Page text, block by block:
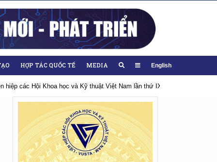
HỢP TÁC QUỐC TẾ MEDIA English
lần thứ IX, nhiệm kỳ 2026-2031 Hướng tới Đại hội lần thứ XIV